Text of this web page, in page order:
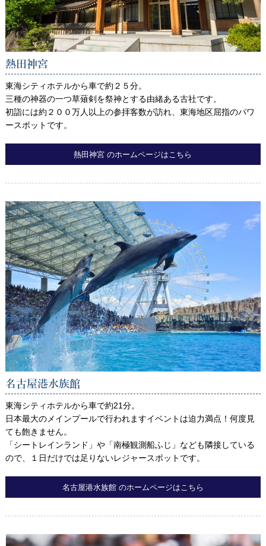
熱田神宮
東海シティホテルから車で約２５分。
三種の神器の一つ草薙剣を祭神とする由緒ある古社です。
初詣には約２００万人以上の参拝客数が訪れ、東海地区屈指のパワ
ースポットです。
熱田神宮 のホームページはこちら
名古屋港水族館
東海シティホテルから車で約21分。
日本最大のメインプールで行われますイベントは迫力満点！何度見
ても飽きません。
「シートレインランド」や「南極観測船ふじ」なども隣接している
ので、１日だけでは足りないレジャースポットです。
名古屋港水族館 のホームページはこちら